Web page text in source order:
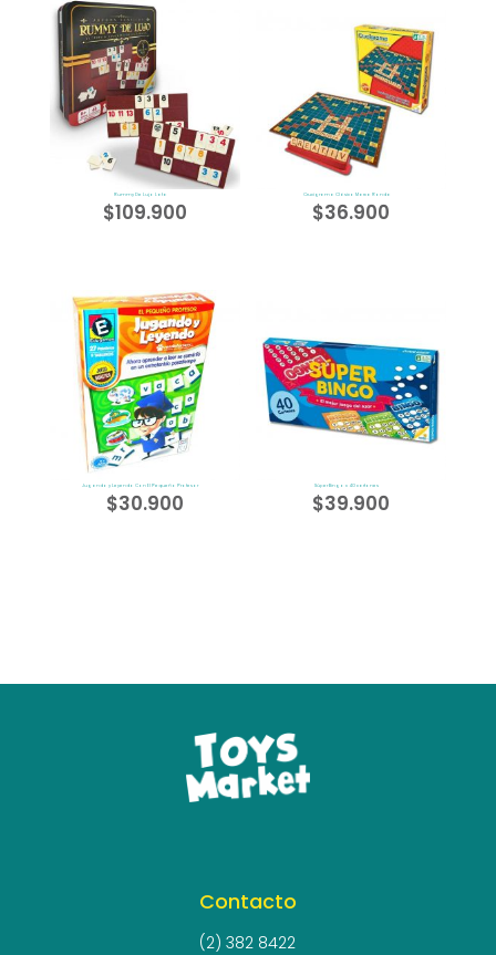
Rummy De Lujo Lata
$109.900
Crucigrama Clásico Marca Ronda
$36.900
Jugando y Leyendo Con El Pequeño Profesor
$30.900
Súper Bingo x 40 cartones
$39.900
Contacto
(2) 382 8422